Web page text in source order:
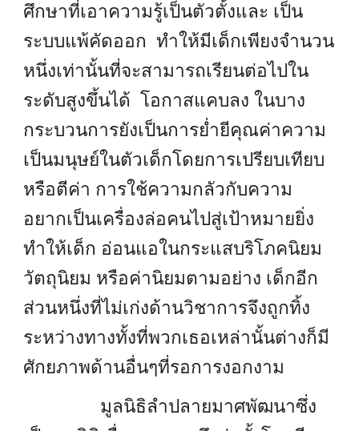
ศึกษาที่เอาความรู้เป็นตัวตั้งและ เป็น
ระบบแพ้คัดออก ทำให้มีเด็กเพียงจำนวน
หนึ่งเท่านั้นที่จะสามารถเรียนต่อไปใน
ระดับสูงขึ้นได้ โอกาสแคบลง ในบาง
กระบวนการยังเป็นการย่ำยีคุณค่าความ
เป็นมนุษย์ในตัวเด็กโดยการเปรียบเทียบ
หรือตีค่า การใช้ความกลัวกับความ
อยากเป็นเครื่องล่อคนไปสู่เป้าหมายยิ่ง
ทำให้เด็ก อ่อนแอในกระแสบริโภคนิยม
วัตถุนิยม หรือค่านิยมตามอย่าง เด็กอีก
ส่วนหนึ่งที่ไม่เก่งด้านวิชาการจึงถูกทิ้ง
ระหว่างทางทั้งที่พวกเธอเหล่านั้นต่างก็มี
ศักยภาพด้านอื่นๆที่รอการงอกงาม
มูลนิธิลำปลายมาศพัฒนาซึ่ง